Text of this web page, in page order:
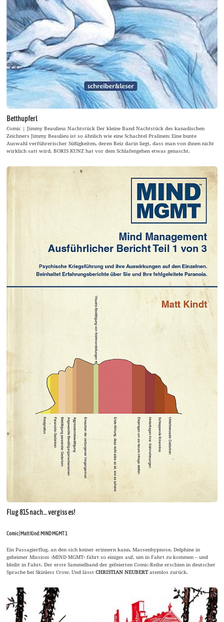
Betthupferl
Comic | Jimmy Beaulieu: Nachtstück Der kleine Band Nachtstück des kanadischen
Zeichners Jimmy Beaulieu ist so ähnlich wie eine Schachtel Pralinen: Eine bunte
Auswahl verführerischer Süßigkeiten, deren Reiz darin liegt, dass man von ihnen nicht
wirklich satt wird. BORIS KUNZ hat vor dem Schlafengehen etwas genascht.
Flug 815 nach… vergiss es!
Comic | Matt Kind: MIND MGMT 1
Ein Passagierflug, an den sich keiner erinnern kann, Massenhypnose, Delphine in
geheimer Mission: ›MIND MGMT‹ fährt so einiges auf, um in Fahrt zu kommen – und
bleibt in Fahrt. Der erste Sammelband der gefeierten Comic-Reihe erschien in deutscher
Sprache bei Skinless Crow. Und lässtCHRISTIAN NEUBERTatemlos zurück.